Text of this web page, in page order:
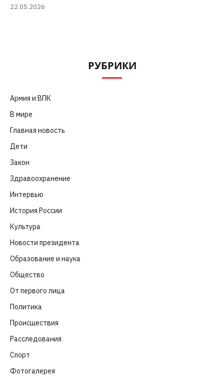
22.05.2026
РУБРИКИ
Армия и ВПК
В мире
Главная новость
Дети
Закон
Здравоохранение
Интервью
История России
Культура
Новости президента
Образование и наука
Общество
От первого лица
Политика
Происшествия
Расследования
Спорт
Фотогалерея